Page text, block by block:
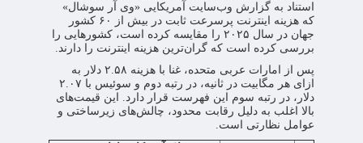
استناد به گزارش وب‌سایت آمریکایی «وی آر سوشال»
که هزینه اینترنت پرسرعت ثابت در بیش از ۶۰ کشور
جهان در سال ۲۰۲۵ را مقایسه کرده است، کشورهایی را
بررسی کرده است که گران‌ترین هزینه اینترنت را دارند.
پس از امارات عربی متحده، غنا با هزینه ۲.۵۸ دلار به
ازای هر مگابیت در ثانیه، در رتبه دوم و سوئیس با ۲.۰۷
دلار، در رتبه سوم این فهرست قرار دارد. این قیمت‌های
بالا اغلب به دلیل رقابت محدود، چالش‌های زیرساختی و
عوامل نظارتی است.